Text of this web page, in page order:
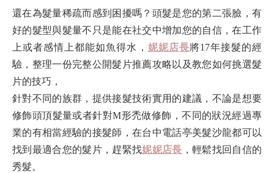
還在為髮量稀疏而感到困擾嗎？頭髮是您的第二張臉，有
好的髮型與髮量不只是能在社交中增加您的自信，在工作
上或者感情上都能如魚得水， 妮妮店長將17年接髮的經
驗，整理一份完整公開髮片推薦攻略以及教您如何挑選髮
片的技巧，
針對不同的族群，提供接髮技術實用的建議，不論是想要
修飾頭頂髮量或者針對M形禿做修飾，不同的狀況經過專
業的有相當經驗的接髮師，在台中電話亭美髮沙龍都可以
找到最適合您的髮片，趕緊找妮妮店長 ，輕鬆找回自信的
秀髮。